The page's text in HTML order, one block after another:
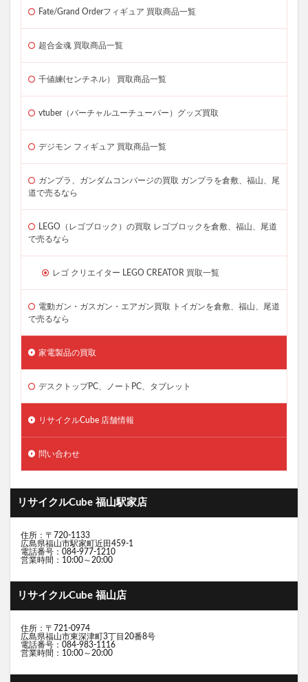
Fate/Grand Orderフィギュア 買取商品一覧
超合金魂 買取商品一覧
千値練(センチネル） 買取商品一覧
vtuber（バーチャルユーチューバー）グッズ買取
デジモン フィギュア 買取商品一覧
ガンプラ、ガンダムコンバージの買取 ガンプラを倉敷、福山、尾
道で売るなら
LEGO（レゴブロック）の買取 レゴブロックを倉敷、福山、尾道
で売るなら
レゴ クリエイター LEGO CREATOR 買取一覧
電動ガン・ガスガン・エアガン買取 トイガンを倉敷、福山、尾道
で売るなら
家電製品の買取
デスクトップPC、ノートPC、タブレット
リサイクルCube 店舗情報
問い合わせ
リサイクルCube 福山駅家店
住所：〒720-1133
広島県福山市駅家町近田459-1
電話番号：084-977-1210
営業時間：10:00～20:00
リサイクルCube 福山店
住所：〒721-0974
広島県福山市東深津町3丁目20番8号
電話番号：084-983-1116
営業時間：10:00～20:00